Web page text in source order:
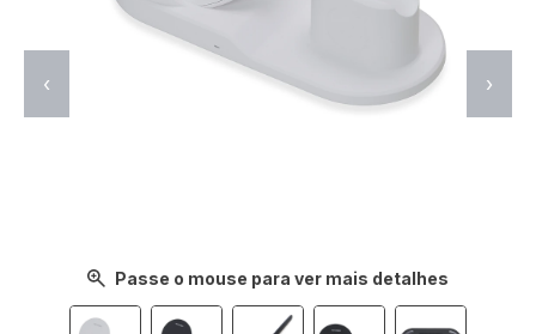
Passe o mouse para ver mais detalhes
‹ ›